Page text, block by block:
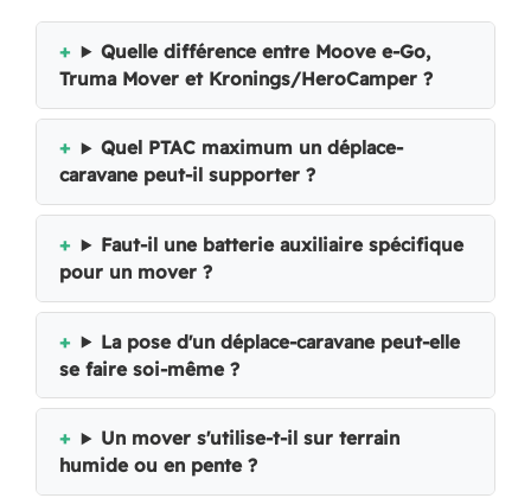
Quelle différence entre Moove e-Go,
Truma Mover et Kronings/HeroCamper ?
Quel PTAC maximum un déplace-
caravane peut-il supporter ?
Faut-il une batterie auxiliaire spécifique
pour un mover ?
La pose d'un déplace-caravane peut-elle
se faire soi-même ?
Un mover s'utilise-t-il sur terrain
humide ou en pente ?